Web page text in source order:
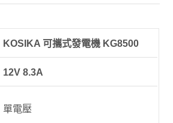
KOSIKA 可攜式發電機 KG8500
12V 8.3A
單電壓